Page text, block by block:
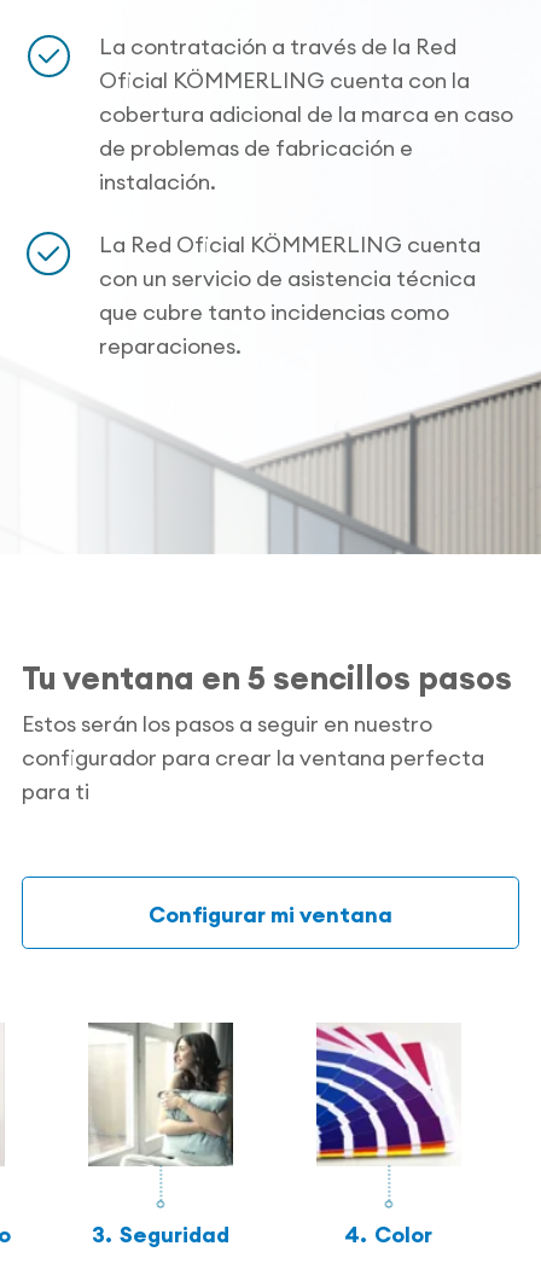
La contratación a través de la Red
Oficial KÖMMERLING cuenta con la
cobertura adicional de la marca en caso
de problemas de fabricación e
instalación.
La Red Oficial KÖMMERLING cuenta
con un servicio de asistencia técnica
que cubre tanto incidencias como
reparaciones.
Tu ventana en 5 sencillos pasos
Estos serán los pasos a seguir en nuestro
configurador para crear la ventana perfecta
para ti
Configurar mi ventana
3. Seguridad 4. Color